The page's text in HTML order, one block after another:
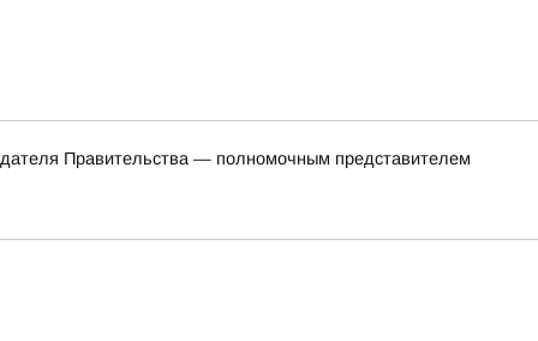
Правительства — полномочным представителем